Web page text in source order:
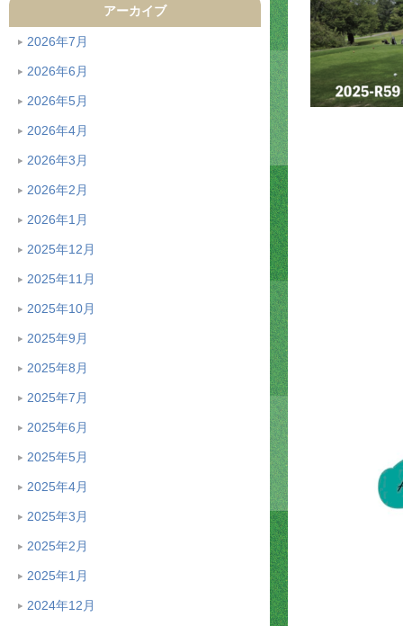
アーカイブ
2026年7月
2026年6月
2026年5月
2026年4月
2026年3月
2026年2月
2026年1月
2025年12月
2025年11月
2025年10月
2025年9月
2025年8月
2025年7月
2025年6月
2025年5月
2025年4月
2025年3月
2025年2月
2025年1月
2024年12月